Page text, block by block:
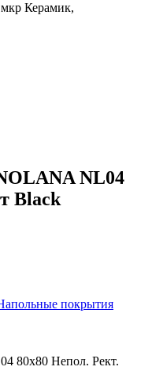
Керамик,
NL04
Black
покрытия
80x80 Непол. Рект.